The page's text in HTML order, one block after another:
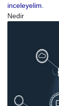
inceleyelim.
Nedir